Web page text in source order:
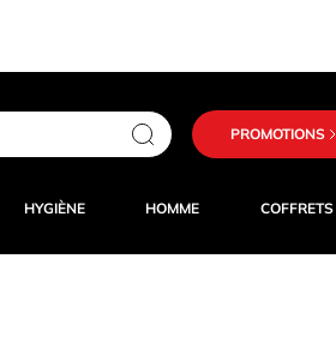
PROMOTIONS
HYGIÈNE HOMME COFFRETS